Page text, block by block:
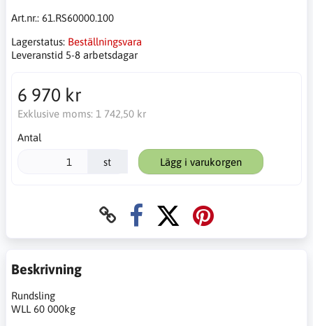
Art.nr.: 61.RS60000.100
Lagerstatus: Beställningsvara
Leveranstid 5-8 arbetsdagar
6 970 kr
Exklusive moms: 1 742,50 kr
Antal
st Lägg i varukorgen
Beskrivning
Rundsling
WLL 60 000kg